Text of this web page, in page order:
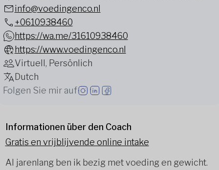
info@voedingenco.nl
+0610938460
https://wa.me/31610938460
https://www.voedingenco.nl
Virtuell, Persönlich
Dutch
Folgen Sie mir auf
Informationen über den Coach
Gratis en vrijblijvende online intake
Al jarenlang ben ik bezig met voeding en gewicht.